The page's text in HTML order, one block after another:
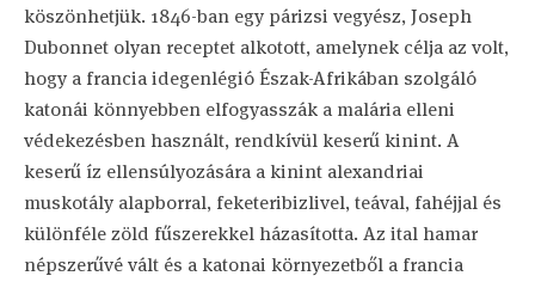
köszönhetjük. 1846-ban egy párizsi vegyész, Joseph
Dubonnet olyan receptet alkotott, amelynek célja az volt,
hogy a francia idegenlégió Észak-Afrikában szolgáló
katonái könnyebben elfogyasszák a malária elleni
védekezésben használt, rendkívül keserű kinint. A
keserű íz ellensúlyozására a kinint alexandriai
muskotály alapborral, feketeribizlivel, teával, fahéjjal és
különféle zöld fűszerekkel házasította. Az ital hamar
népszerűvé vált és a katonai környezetből a francia